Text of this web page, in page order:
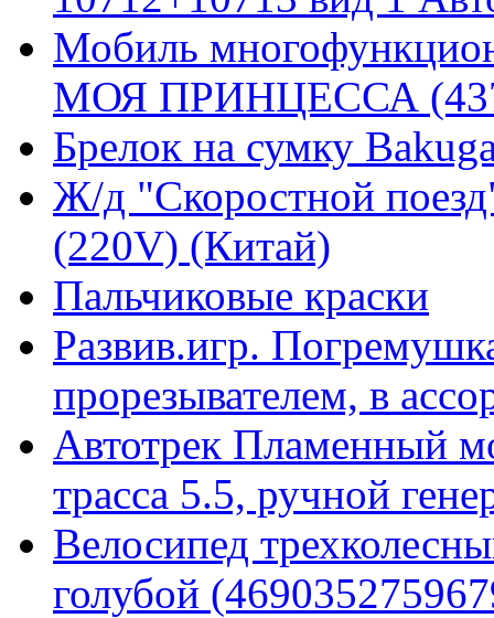
Мобиль
МОЯ ПРИНЦЕССА
Брелок на сумку
Ж/д "Скоростной
(220V) (Китай)
Пальчиковые краски
Развив.игр.
прорезывателем, в
Автотрек Пламенный
трасса 5.5, ручной
Велосипед
голубой